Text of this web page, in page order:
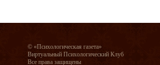
© «Психологическая газета»
Виртуальный Психологический Клуб
Все права защищены